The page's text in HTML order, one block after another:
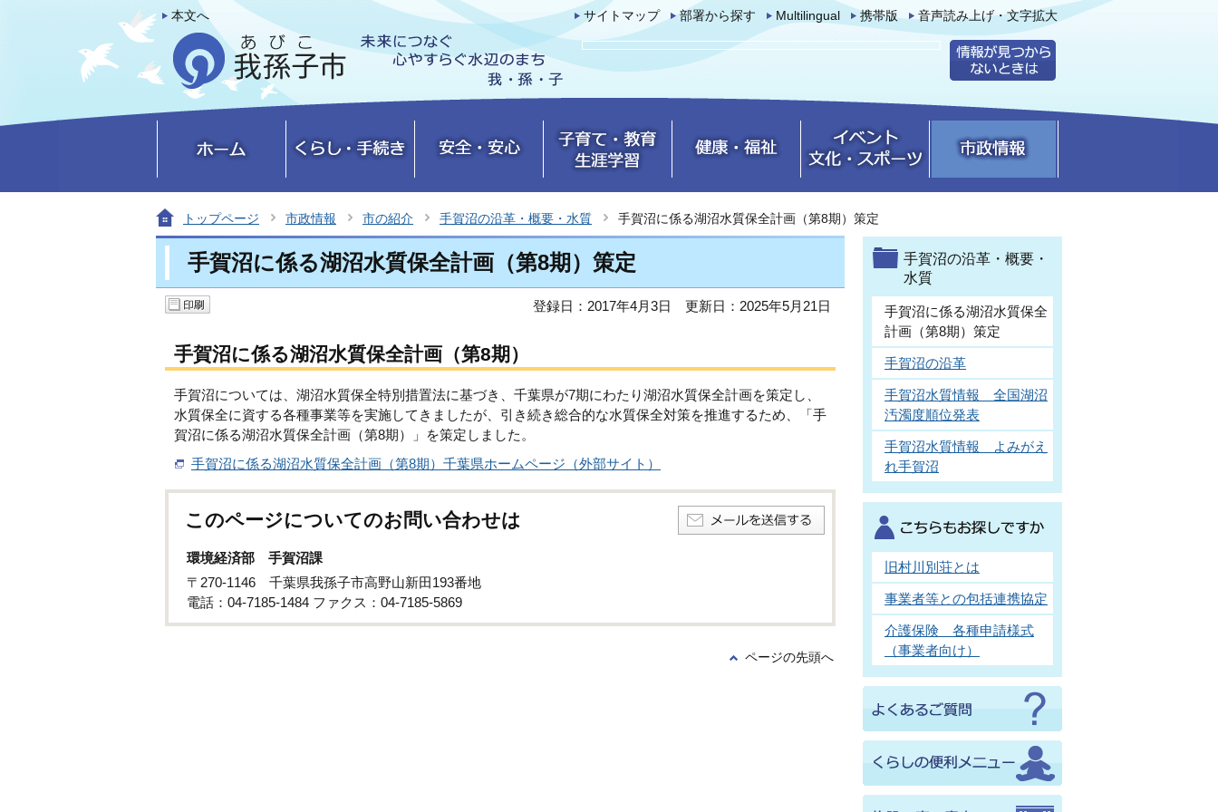
本文へ サイトマップ 部署から探す Multilingual 携帯版 音声読み上げ・文字拡大
トップページ 市政情報 市の紹介 手賀沼の沿革・概要・水質 手賀沼に係る湖沼水質保全計画（第8期）策定
手賀沼に係る湖沼水質保全計画（第8期）策定
登録日：2017年4月3日 更新日：2025年5月21日
手賀沼に係る湖沼水質保全計画（第8期）
手賀沼については、湖沼水質保全特別措置法に基づき、千葉県が7期にわたり湖沼水質保全計画を策定し、
水質保全に資する各種事業等を実施してきましたが、引き続き総合的な水質保全対策を推進するため、「手
賀沼に係る湖沼水質保全計画（第8期）」を策定しました。
手賀沼に係る湖沼水質保全計画（第8期）千葉県ホームページ（外部サイト）
このページについてのお問い合わせは
環境経済部 手賀沼課
〒270-1146 千葉県我孫子市高野山新田193番地
電話：04-7185-1484 ファクス：04-7185-5869
ページの先頭へ
手賀沼の沿革・概要・
水質
手賀沼に係る湖沼水質保全
計画（第8期）策定
手賀沼の沿革
手賀沼水質情報 全国湖沼
汚濁度順位発表
手賀沼水質情報 よみがえ
れ手賀沼
旧村川別荘とは
事業者等との包括連携協定
介護保険 各種申請様式
（事業者向け）